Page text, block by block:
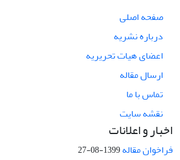
صفحه اصلی
درباره نشریه
اعضای هیات تحریریه
ارسال مقاله
تماس با ما
نقشه سایت
اخبار و اعلانات
فراخوان مقاله1399-08-27